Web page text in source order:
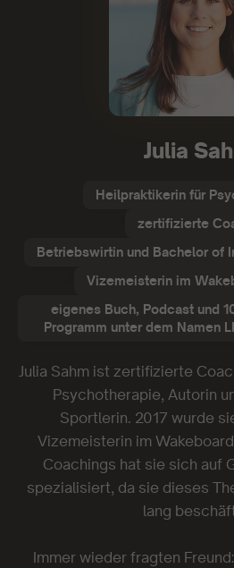
Julia
Heilpraktikerin für
zertifizierte
Betriebswirtin und Bachelor of
Vizemeisterin im
eigenes Buch, Podcast und
Programm unter dem Namen
Julia Sahm ist zertifizierte
Psychotherapie, Autorin
Sportlerin. 2017 wurde
Vizemeisterin im
Coachings hat sie sich auf
spezialisiert, da sie dieses
lang
Immer wieder fragten